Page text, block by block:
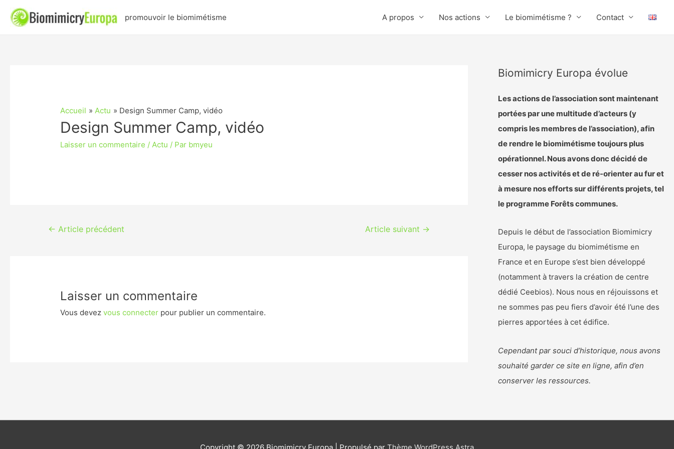
promouvoir le biomimétisme A propos Nos actions Le biomimétisme ? Contact
Accueil Actu Design Summer Camp, vidéo
Design Summer Camp, vidéo
Laisser un commentaire /Actu / Par bmyeu
Navigation
← Article précédent Article suivant →
Laisser un commentaire
Vous devezvous connecter pour publier un commentaire.
Biomimicry Europa évolue
Les actions de l’association sont maintenant
portées par une multitude d’acteurs (y
compris les membres de l’association), afin
de rendre le biomimétisme toujours plus
opérationnel. Nous avons donc décidé de
cesser nos activités et de ré-orienter au fur et
à mesure nos efforts sur différents projets, tel
le programme Forêts communes.
Depuis le début de l’association Biomimicry
Europa, le paysage du biomimétisme en
France et en Europe s’est bien développé
(notamment à travers la création de centre
dédié Ceebios). Nous nous en réjouissons et
ne sommes pas peu fiers d’avoir été l’une des
pierres apportées à cet édifice.
Cependant par souci d’historique, nous avons
souhaité garder ce site en ligne, afin d’en
conserver les ressources.